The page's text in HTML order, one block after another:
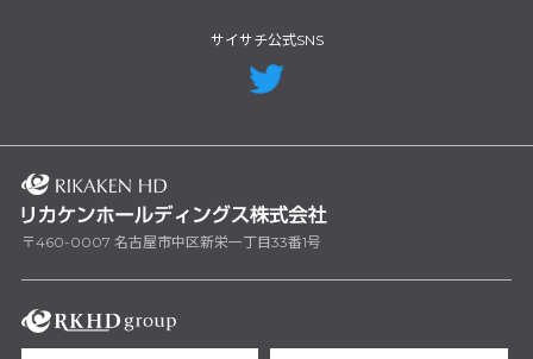
サイサチ公式SNS
〒460-0007 名古屋市中区新栄一丁目33番1号